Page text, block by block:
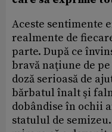
Aceste sentimente
realmente de
parte. După ce
bravă naţiune de
doză serioasă de
bărbatul înalt şi
dobândise în ochii
statulul de